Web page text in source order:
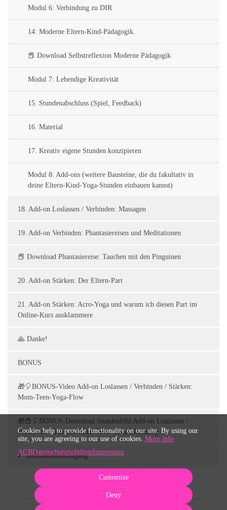
Modul 6: Verbindung zu DIR
14. Moderne Eltern-Kind-Pädagogik.
📕 Download Selbstreflexion Moderne Pädagogik
Modul 7: Lebendige Kreativität
15. Stundenabschluss (Spiel, Feedback)
16. Material
17. Kreativ eigene Stunden konzipieren
Modul 8: Add-ons (weitere Bausteine, die du fakultativ in
deine Eltern-Kind-Yoga-Stunden einbauen kannst)
18. Add-on Loslassen / Verbinden: Massagen
19. Add-on Verbinden: Phantasiereisen und Meditationen
📕 Download Phantasiereise: Tauchen mit den Pinguinen
20. Add-on Stärken: Der Eltern-Part
21. Add-on Stärken: Acro-Yoga und warum ich diesen Part im
Online-Kurs ausklammere
🙏 Danke!
BONUS
🎁🎈BONUS-Video Add-on Loslassen / Verbinden / Stärken:
Mom-Teen-Yoga-Flow
🎁📕🎈BONUS-Download Stundenbild Add-on Loslassen /
Verbinden / Stärken: Mom-Teen-Yoga-Workshop
Teilnahmebestätigung
Cookies help to provide functionality on our site. By using our
site, you are agreeing to our use of cookies. More info
AGBDatenschutzrichtlinieImpressum
Customize
Deny